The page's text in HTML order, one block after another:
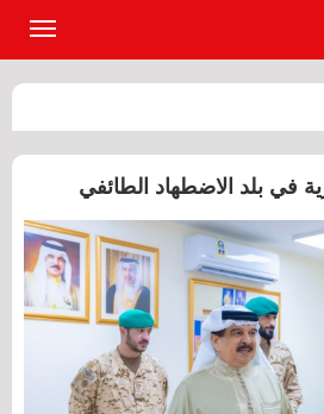
في بلد الاضطهاد الطائفي